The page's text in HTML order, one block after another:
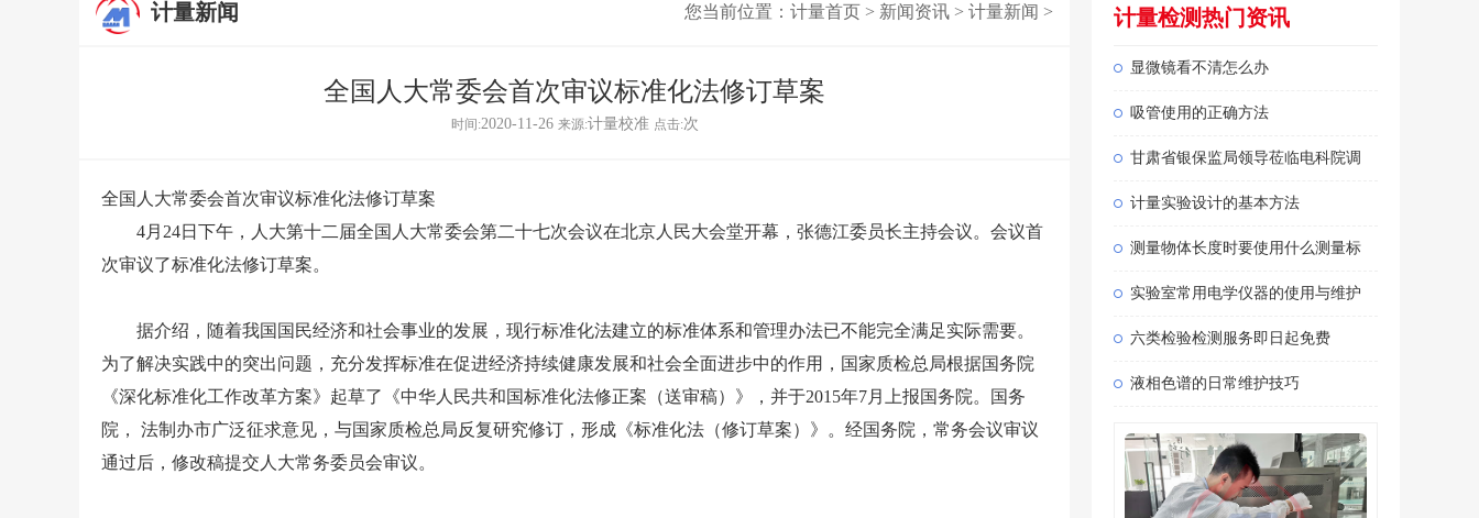
您当前位置： 计量首页 > 新闻资讯 > 计量新闻 >
计量新闻
全国人大常委会首次审议标准化法修订草案
时间:2020-11-26 来源:计量校准 点击:次
全国人大常委会首次审议标准化法修订草案
4月24日下午，人大第十二届全国人大常委会第二十七次会议在北京人民大会堂开幕，张德江委员长主持会议。会议首
次审议了标准化法修订草案。
据介绍，随着我国国民经济和社会事业的发展，现行标准化法建立的标准体系和管理办法已不能完全满足实际需要。
为了解决实践中的突出问题，充分发挥标准在促进经济持续健康发展和社会全面进步中的作用，国家质检总局根据国务院
《深化标准化工作改革方案》起草了《中华人民共和国标准化法修正案（送审稿）》，并于2015年7月上报国务院。国务
院， 法制办市广泛征求意见，与国家质检总局反复研究修订，形成《标准化法（修订草案）》。经国务院，常务会议审议
通过后，修改稿提交人大常务委员会审议。
计量检测热门资讯
显微镜看不清怎么办
吸管使用的正确方法
甘肃省银保监局领导莅临电科院调
计量实验设计的基本方法
测量物体长度时要使用什么测量标
实验室常用电学仪器的使用与维护
六类检验检测服务即日起免费
液相色谱的日常维护技巧